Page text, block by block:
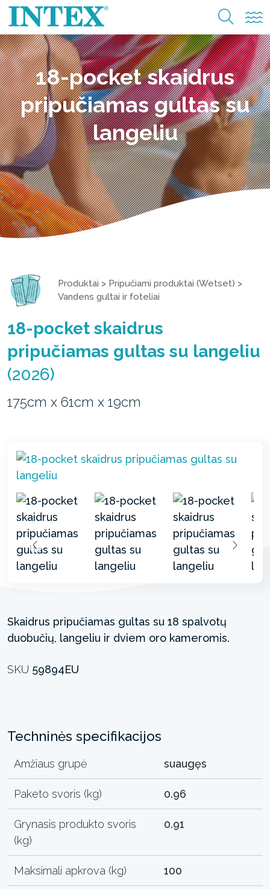
18-pocket skaidrus
pripučiamas gultas su
langeliu
Produktai > Pripučiami produktai (Wetset) >
Vandens gultai ir foteliai
18-pocket skaidrus
pripučiamas gultas su langeliu
(2026)
175cm x 61cm x 19cm
Skaidrus pripučiamas gultas su 18 spalvotų
duobučių, langeliu ir dviem oro kameromis.
SKU 59894EU
Techninės specifikacijos
Amžiaus grupė suaugęs
Paketo svoris (kg) 0.96
Grynasis produkto svoris
(kg)
0.91
Maksimali apkrova (kg) 100